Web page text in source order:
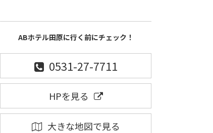
ABホテル田原に行く前にチェック！
0531-27-7711
HPを見る
大きな地図で見る